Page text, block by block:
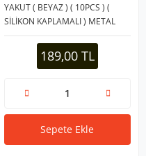
YAKUT ( BEYAZ ) ( 10PCS ) (
SİLİKON KAPLAMALI ) METAL
ELBİSE ASKISI 40CM*50
189,00 TL
Sepete Ekle